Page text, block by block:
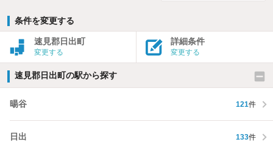
条件を変更する
速見郡日出町
変更する
詳細条件
変更する
速見郡日出町の駅から探す
暘谷 121件
日出 133件